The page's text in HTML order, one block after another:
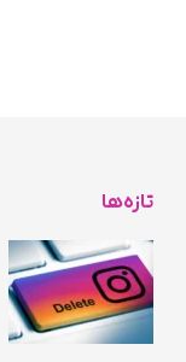
تازه‌ها